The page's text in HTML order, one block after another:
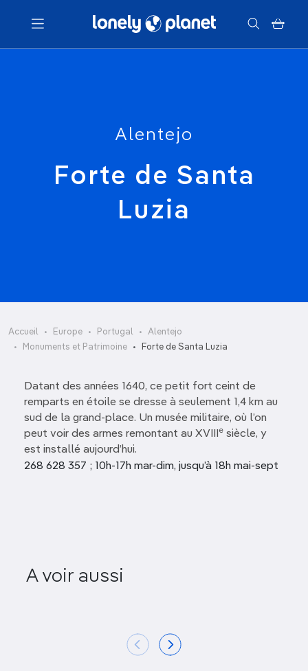
Menu
Alentejo
Forte de Santa
Luzia
Accueil Europe Portugal
Alentejo
Monuments et Patrimoine
Forte de Santa Luzia
Datant des années 1640, ce petit fort ceint de
remparts en étoile se dresse à seulement 1,4 km au
sud de la grand-place. Un musée militaire, où l’on
peut voir des armes remontant au XVIII
e siècle, y
est installé aujourd’hui.
268 628 357 ; 10h-17h mar-dim, jusqu’à 18h mai-sept
A voir aussi
Convento dos Lóios